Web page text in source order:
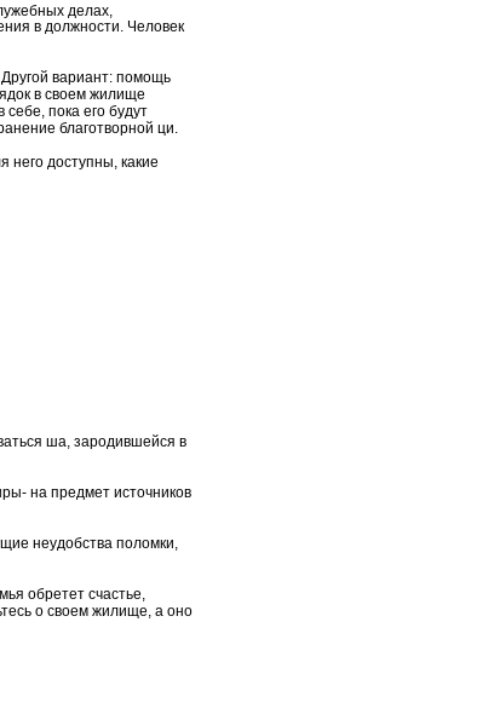
делах,
в должности. Человек
вариант: помощь
в своем жилище
пока его будут
благотворной ци.
него доступны, какие
ша, зародившейся в
на предмет источников
неудобства поломки,
обретет счастье,
о своем жилище, а оно